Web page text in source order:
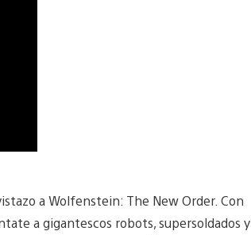
a Wolfenstein: The New Order. Con
a gigantescos robots, supersoldados y